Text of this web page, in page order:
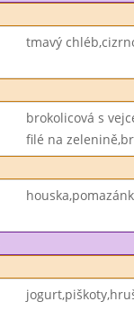
tmavý
brokolicová s
filé na